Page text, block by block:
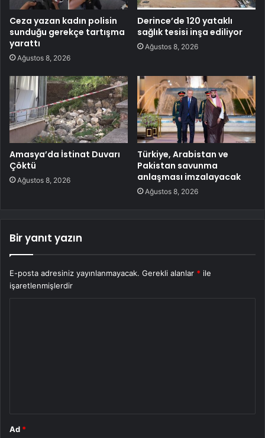
Ceza yazan kadın polisin
sunduğu gerekçe tartışma
yarattı
Ağustos 8, 2026
Derince’de 120 yataklı
sağlık tesisi inşa ediliyor
Ağustos 8, 2026
Amasya’da İstinat Duvarı
Çöktü
Ağustos 8, 2026
Türkiye, Arabistan ve
Pakistan savunma
anlaşması imzalayacak
Ağustos 8, 2026
Bir yanıt yazın
E-posta adresiniz yayınlanmayacak. Gerekli alanlar * ile
işaretlenmişlerdir
Ad *